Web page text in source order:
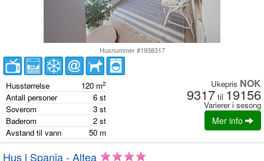
Husnummer #1938317
Husstørrelse 120 m2
Antall personer 6 st
Soverom
3 st
Baderom
2 st
Avstand til vann
50 m
Ukepris NOK
9317 til 19156
Varierer i sesong
Mer info
Hus i Spania - Altea